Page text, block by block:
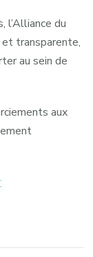
du
transparente,
au sein de
aux